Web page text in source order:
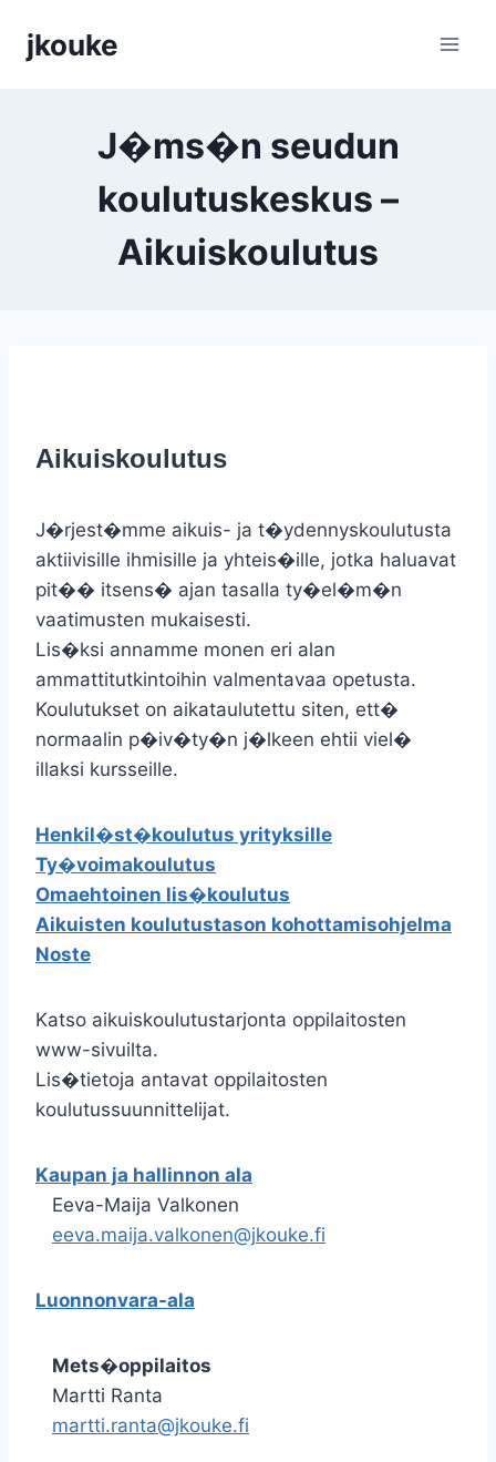
sisältöön
jkouke
J�ms�n seudun
koulutuskeskus –
Aikuiskoulutus
Aikuiskoulutus
J�rjest�mme aikuis- ja t�ydennyskoulutusta
aktiivisille ihmisille ja yhteis�ille, jotka haluavat
pit�� itsens� ajan tasalla ty�el�m�n
vaatimusten mukaisesti.
Lis�ksi annamme monen eri alan
ammattitutkintoihin valmentavaa opetusta.
Koulutukset on aikataulutettu siten, ett�
normaalin p�iv�ty�n j�lkeen ehtii viel�
illaksi kursseille.
Henkil�st�koulutus yrityksille
Ty�voimakoulutus
Omaehtoinen lis�koulutus
Aikuisten koulutustason kohottamisohjelma
Noste
Katso aikuiskoulutustarjonta oppilaitosten
www-sivuilta.
Lis�tietoja antavat oppilaitosten
koulutussuunnittelijat.
Kaupan ja hallinnon ala
Eeva-Maija Valkonen
eeva.maija.valkonen@jkouke.fi
Luonnonvara-ala
Mets�oppilaitos
Martti Ranta
martti.ranta@jkouke.fi